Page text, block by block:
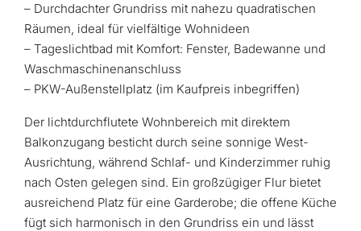
– Durchdachter Grundriss mit nahezu quadratischen
Räumen, ideal für vielfältige Wohnideen
– Tageslichtbad mit Komfort: Fenster, Badewanne und
Waschmaschinenanschluss
– PKW-Außenstellplatz (im Kaufpreis inbegriffen)
Der lichtdurchflutete Wohnbereich mit direktem
Balkonzugang besticht durch seine sonnige West-
Ausrichtung, während Schlaf- und Kinderzimmer ruhig
nach Osten gelegen sind. Ein großzügiger Flur bietet
ausreichend Platz für eine Garderobe; die offene Küche
fügt sich harmonisch in den Grundriss ein und lässt